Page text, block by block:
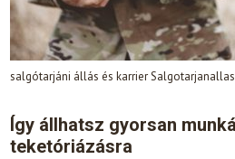
salgótarjáni állás és karrier
Így állhatsz gyorsan
teketóriázásra